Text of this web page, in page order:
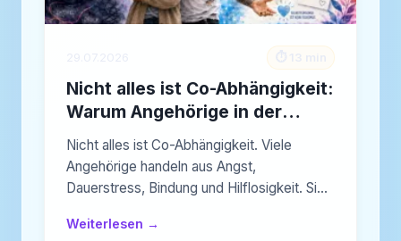
Nicht alles ist Co-Abhängigkeit:
Warum Angehörige in der
Suchthilfe oft vorschnell
bewertet werden
Nicht alles ist Co-Abhängigkeit. Viele
Angehörige handeln aus Angst,
Dauerstress, Bindung und Hilflosigkeit. Sie
Weiterlesen →